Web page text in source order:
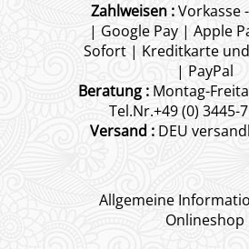
Zahlweisen :Vorkasse
| Google Pay | Apple
Sofort | Kreditkarte
| PayPal
Beratung :Montag-
Tel.Nr.+49 (0) 3445-
Versand :DEU
Allgemeine
Onlineshop